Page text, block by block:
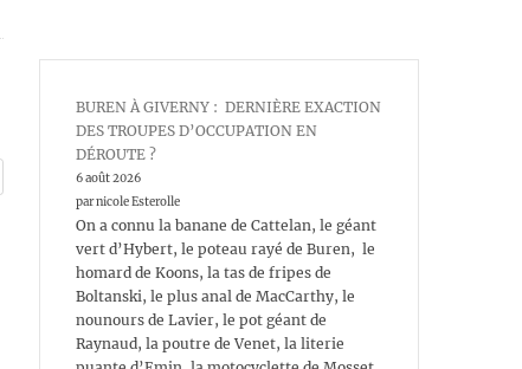
BUREN À GIVERNY : DERNIÈRE EXACTION
DES TROUPES D’OCCUPATION EN
DÉROUTE ?
6 août 2026
par nicole Esterolle
On a connu la banane de Cattelan, le géant
vert d’Hybert, le poteau rayé de Buren, le
homard de Koons, la tas de fripes de
Boltanski, le plus anal de MacCarthy, le
nounours de Lavier, le pot géant de
Raynaud, la poutre de Venet, la literie